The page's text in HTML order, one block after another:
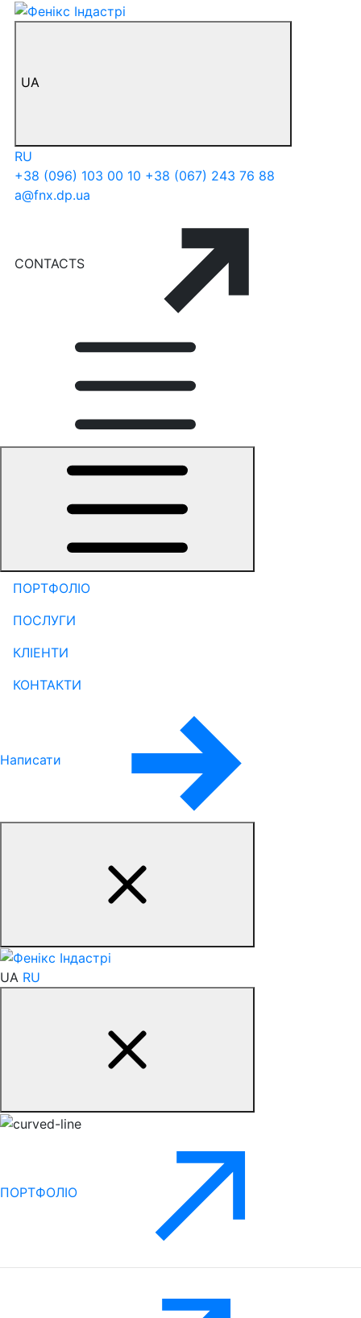
UA
RU
+38 (096) 103 00 10 +38 (067) 243 76 88
a@fnx.dp.ua
CONTACTS
ПОРТФОЛІО
ПОСЛУГИ
КЛІЕНТИ
КОНТАКТИ
Написати
UA RU
ПОРТФОЛІО